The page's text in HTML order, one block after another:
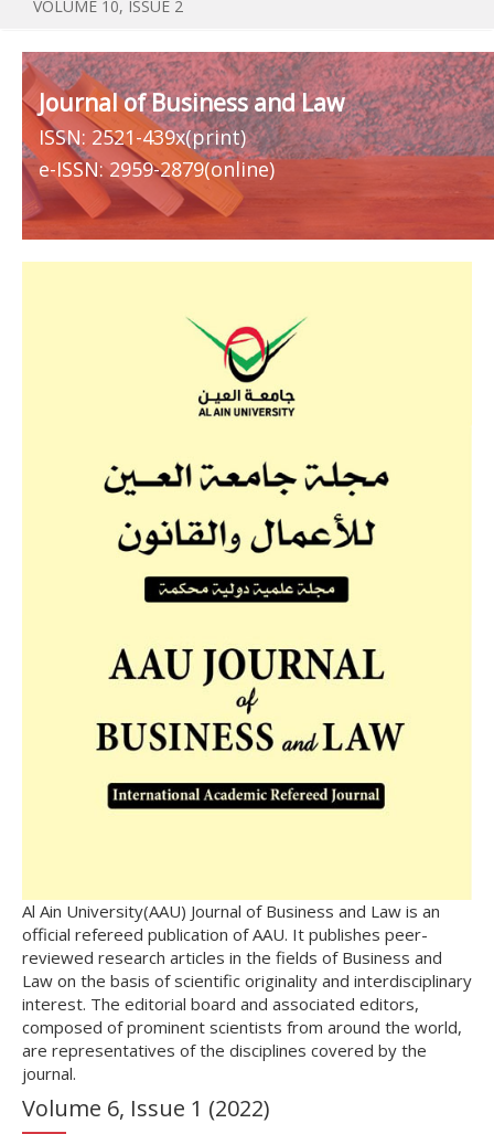
VOLUME 10, ISSUE 2
Journal of Business and Law
ISSN: 2521-439x(print)
e-ISSN: 2959-2879(online)
Al Ain University(AAU) Journal of Business and Law is an
official refereed publication of AAU. It publishes peer-
reviewed research articles in the fields of Business and
Law on the basis of scientific originality and interdisciplinary
interest. The editorial board and associated editors,
composed of prominent scientists from around the world,
are representatives of the disciplines covered by the
journal.
Volume 6, Issue 1 (2022)